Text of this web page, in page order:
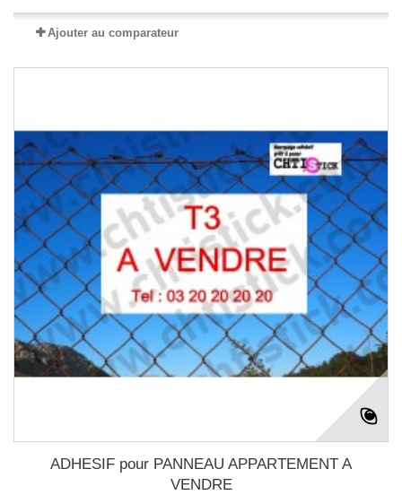
Ajouter au comparateur
ADHESIF pour PANNEAU APPARTEMENT A
VENDRE